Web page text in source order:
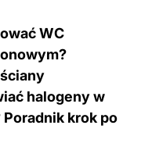
WC
halogeny w
krok po